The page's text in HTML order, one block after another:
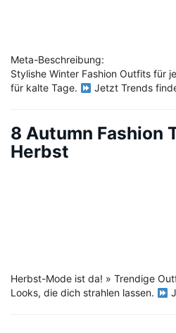
Meta-Beschreibung:
Stylishe Winter Fashion Outfits für
für kalte Tage.
Jetzt Trends
8 Autumn Fashion
Herbst
Herbst-Mode ist da! » Trendige
Looks, die dich strahlen lassen.